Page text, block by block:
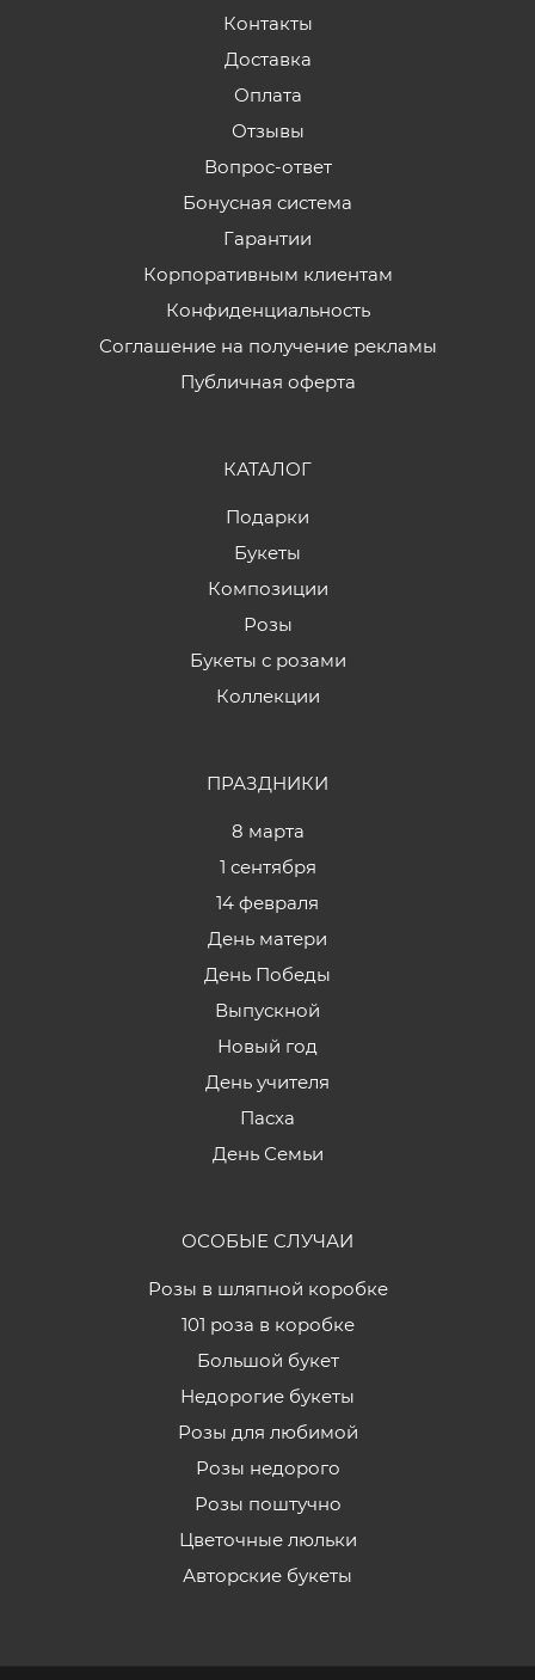
Контакты
Доставка
Оплата
Отзывы
Вопрос-ответ
Бонусная система
Гарантии
Корпоративным клиентам
Конфиденциальность
Соглашение на получение рекламы
Публичная оферта
КАТАЛОГ
Подарки
Букеты
Композиции
Розы
Букеты с розами
Коллекции
ПРАЗДНИКИ
8 марта
1 сентября
14 февраля
День матери
День Победы
Выпускной
Новый год
День учителя
Пасха
День Семьи
ОСОБЫЕ СЛУЧАИ
Розы в шляпной коробке
101 роза в коробке
Большой букет
Недорогие букеты
Розы для любимой
Розы недорого
Розы поштучно
Цветочные люльки
Авторские букеты